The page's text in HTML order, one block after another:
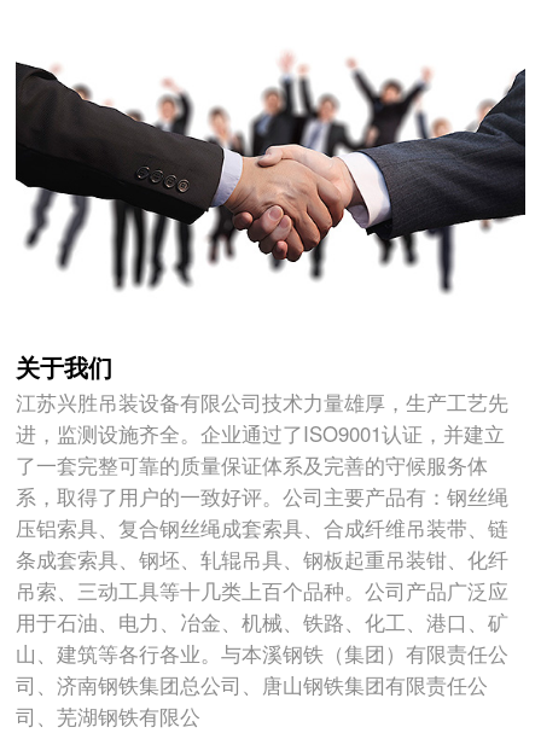
关于我们
江苏兴胜吊装设备有限公司技术力量雄厚，生产工艺先
进，监测设施齐全。企业通过了ISO9001认证，并建立
了一套完整可靠的质量保证体系及完善的守候服务体
系，取得了用户的一致好评。公司主要产品有：钢丝绳
压铝索具、复合钢丝绳成套索具、合成纤维吊装带、链
条成套索具、钢坯、轧辊吊具、钢板起重吊装钳、化纤
吊索、三动工具等十几类上百个品种。公司产品广泛应
用于石油、电力、冶金、机械、铁路、化工、港口、矿
山、建筑等各行各业。与本溪钢铁（集团）有限责任公
司、济南钢铁集团总公司、唐山钢铁集团有限责任公
司、芜湖钢铁有限公